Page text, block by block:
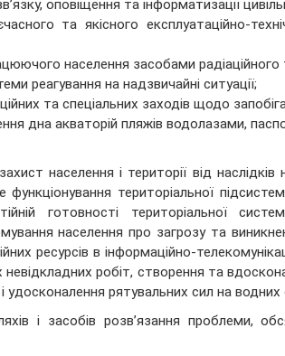
оповіщення та інформатизації
та якісного експлуатаційно-
населення засобами радіаційного
реагування на надзвичайні ситуації;
та спеціальних заходів щодо
дна акваторій пляжів водолазами,
населення і території від наслідків
функціонування територіальної
готовності територіальної
населення про загрозу та
ресурсів в інформаційно-
невідкладних робіт, створення та
удосконалення рятувальних сил на водних
і засобів розв’язання проблеми,